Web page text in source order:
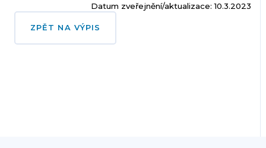
Datum zveřejnění/aktualizace: 10.3.2023
ZPĚT NA VÝPIS